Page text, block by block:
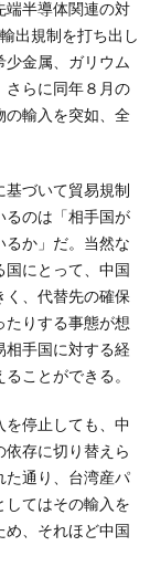
端半導体関連の対
出規制を打ち出し
少金属、ガリウム
さらに同年８月の
の輸入を突如、全
基づいて貿易規制
るのは「相手国が
るか」だ。当然な
国にとって、中国
く、代替先の確保
たりする事態が想
相手国に対する経
ことができる。
を停止しても、中
存に切り替えら
た通り、台湾産パ
してはその輸入を
め、それほど中国